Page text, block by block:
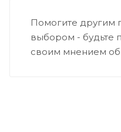
Помогите другим
выбором - будьте
своим мнением об